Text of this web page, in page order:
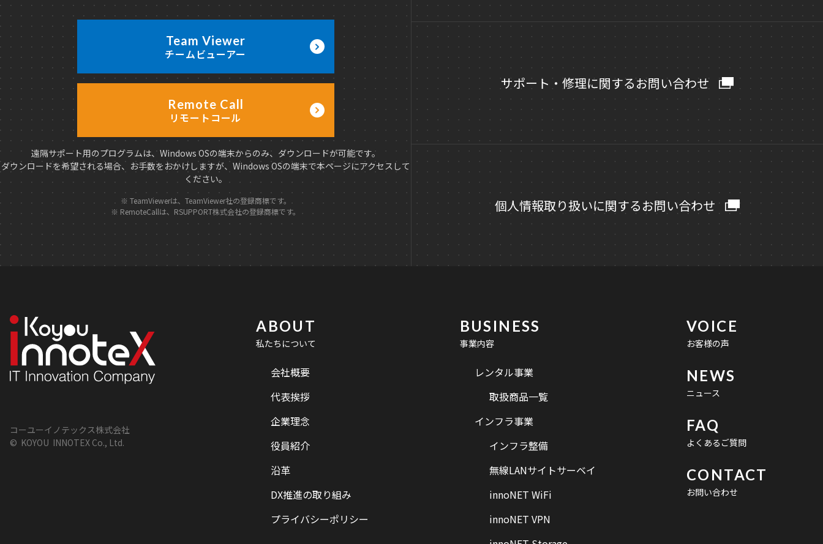
Team Viewer
チームビューアー
Remote Call
リモートコール
遠隔サポート用のプログラムは、Windows OSの端末からのみ、ダウンロードが可能です。
ダウンロードを希望される場合、お手数をおかけしますが、Windows OSの端末で本ページにアクセスして
ください。
※ TeamViewerは、TeamViewer社の登録商標です。
※ RemoteCallは、RSUPPORT株式会社の登録商標です。
サポート・修理に関するお問い合わせ
個人情報取り扱いに関するお問い合わせ
コーユーイノテックス株式会社
© KOYOU INNOTEX Co., Ltd.
ABOUT
私たちについて
会社概要
代表挨拶
企業理念
役員紹介
沿革
DX推進の取り組み
プライバシーポリシー
BUSINESS
事業内容
レンタル事業
取扱商品一覧
インフラ事業
インフラ整備
無線LANサイトサーベイ
innoNET WiFi
innoNET VPN
VOICE
お客様の声
NEWS
ニュース
FAQ
よくあるご質問
CONTACT
お問い合わせ